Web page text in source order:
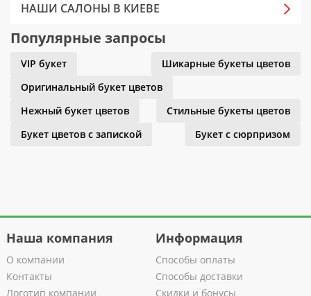
НАШИ САЛОНЫ В КИЕВЕ
Популярные запросы
VIP букет
Шикарные букеты цветов
Оригинальный букет цветов
Нежный букет цветов
Стильные букеты цветов
Букет цветов с запиской
Букет с сюрпризом
Наша компания
О компании
Контакты
Логотип компании
Информация
Способы оплаты
Способы доставки
Скидки и бонусы